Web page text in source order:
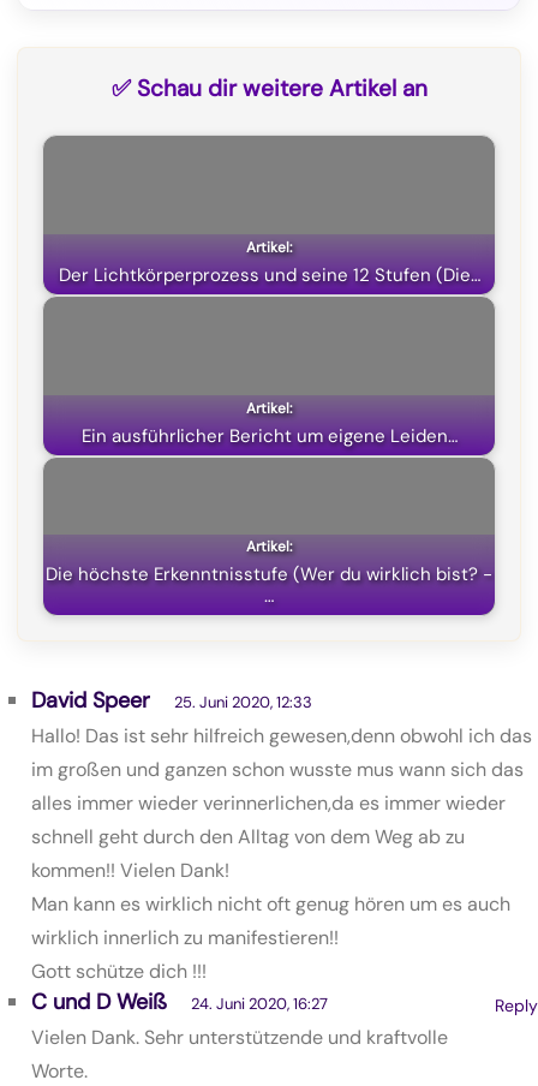
o
k
a
m
p
p
T
t
e
✅ Schau dir weitere Artikel an
Der Lichtkörperprozess und seine 12 Stufen (Die…
Ein ausführlicher Bericht um eigene Leiden…
Die höchste Erkenntnisstufe (Wer du wirklich bist? -
…
David Speer 25. Juni 2020, 12:33
Hallo! Das ist sehr hilfreich gewesen,denn obwohl ich das
im großen und ganzen schon wusste mus wann sich das
alles immer wieder verinnerlichen,da es immer wieder
schnell geht durch den Alltag von dem Weg ab zu
kommen!! Vielen Dank!
Man kann es wirklich nicht oft genug hören um es auch
wirklich innerlich zu manifestieren!!
Gott schütze dich !!!
Reply
C und D Weiß 24. Juni 2020, 16:27
Vielen Dank. Sehr unterstützende und kraftvolle
Worte.